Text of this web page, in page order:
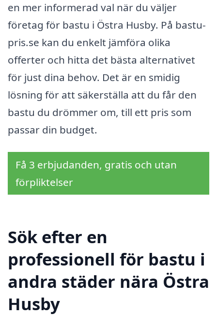
en mer informerad val när du väljer
företag för bastu i Östra Husby. På bastu-
pris.se kan du enkelt jämföra olika
offerter och hitta det bästa alternativet
för just dina behov. Det är en smidig
lösning för att säkerställa att du får den
bastu du drömmer om, till ett pris som
passar din budget.
Få 3 erbjudanden, gratis och utan
förpliktelser
Sök efter en
professionell för bastu i
andra städer nära Östra
Husby